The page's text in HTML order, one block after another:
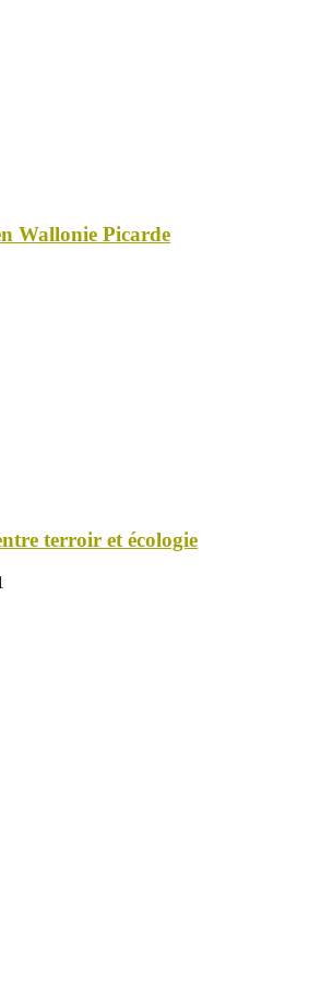
Wallonie Picarde
terroir et écologie